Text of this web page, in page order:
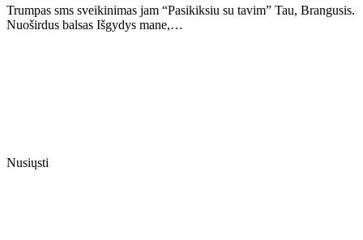
Trumpas sms sveikinimas jam “Pasikiksiu su tavim” Tau, Brangusis.
Nuoširdus balsas Išgydys mane,…
Nusiųsti